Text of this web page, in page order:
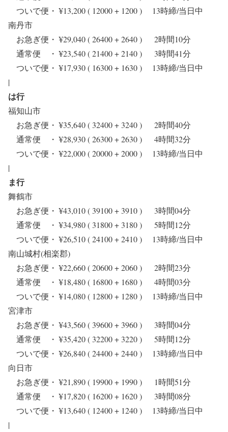
ついで便・ ¥13,200 ( 12000 + 1200 ) 13時締/当日中
南丹市
お急ぎ便・ ¥29,040 ( 26400 + 2640 ) 2時間10分
通常便 ・ ¥23,540 ( 21400 + 2140 ) 3時間41分
ついで便・ ¥17,930 ( 16300 + 1630 ) 13時締/当日中
|
は行
福知山市
お急ぎ便・ ¥35,640 ( 32400 + 3240 ) 2時間40分
通常便 ・ ¥28,930 ( 26300 + 2630 ) 4時間32分
ついで便・ ¥22,000 ( 20000 + 2000 ) 13時締/当日中
|
ま行
舞鶴市
お急ぎ便・ ¥43,010 ( 39100 + 3910 ) 3時間04分
通常便 ・ ¥34,980 ( 31800 + 3180 ) 5時間12分
ついで便・ ¥26,510 ( 24100 + 2410 ) 13時締/当日中
南山城村(相楽郡)
お急ぎ便・ ¥22,660 ( 20600 + 2060 ) 2時間23分
通常便 ・ ¥18,480 ( 16800 + 1680 ) 4時間03分
ついで便・ ¥14,080 ( 12800 + 1280 ) 13時締/当日中
宮津市
お急ぎ便・ ¥43,560 ( 39600 + 3960 ) 3時間04分
通常便 ・ ¥35,420 ( 32200 + 3220 ) 5時間12分
ついで便・ ¥26,840 ( 24400 + 2440 ) 13時締/当日中
向日市
お急ぎ便・ ¥21,890 ( 19900 + 1990 ) 1時間51分
通常便 ・ ¥17,820 ( 16200 + 1620 ) 3時間08分
ついで便・ ¥13,640 ( 12400 + 1240 ) 13時締/当日中
|